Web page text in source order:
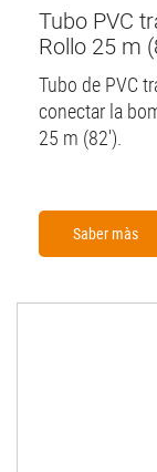
Tubo PVC
Rollo 25 m
Tubo de PVC
conectar la
25 m (82').
Saber màs